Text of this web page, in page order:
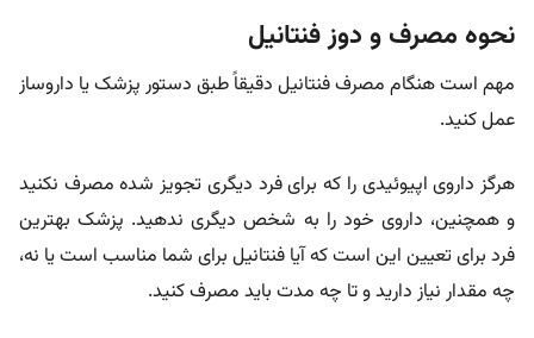
نحوه مصرف و دوز فنتانیل
مهم است هنگام مصرف فنتانیل دقیقاً طبق دستور پزشک یا داروساز
عمل کنید.
هرگز داروی اپیوئیدی را که برای فرد دیگری تجویز شده مصرف نکنید
و همچنین، داروی خود را به شخص دیگری ندهید. پزشک بهترین
فرد برای تعیین این است که آیا فنتانیل برای شما مناسب است یا نه،
چه مقدار نیاز دارید و تا چه مدت باید مصرف کنید.